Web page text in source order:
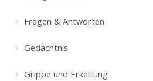
Fragen & Antworten
Gedächtnis
Grippe und Erkältung